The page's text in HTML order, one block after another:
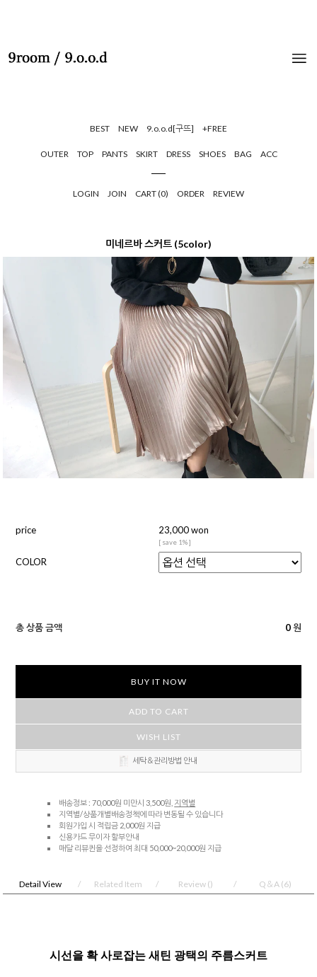
BEST NEW 9.o.o.d[구뜨] +FREE
OUTER TOP PANTS SKIRT DRESS SHOES BAG ACC
LOGIN JOIN CART (0) ORDER REVIEW
미네르바 스커트 (5color)
price 23,000 won
[ save 1% ]
COLOR
총 상품 금액 0 원
BUY IT NOW
ADD TO CART
WISH LIST
세탁＆관리방법 안내
배송정보 : 70,000원 미만시 3,500원, 지역별
지역별/상품개별배송정책에 따라 변동될 수 있습니다
회원가입 시 적립금 2,000원 지급
신용카드 무이자 할부안내
매달 리뷰퀸을 선정하여 최대 50,000~20,000원 지급
Detail View Related Item Review () Q＆A (6)
시선을 확 사로잡는 새틴 광택의 주름스커트